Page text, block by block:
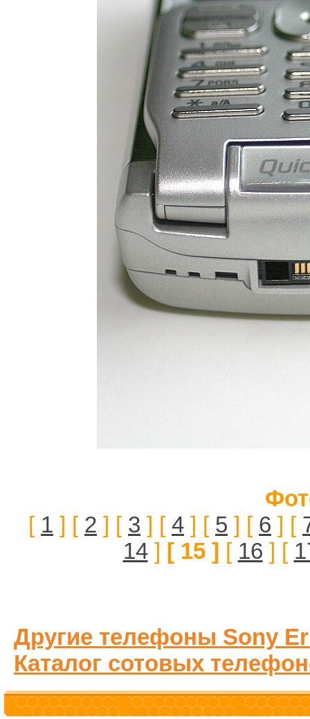
[ 1 ] [ 2 ] [ 3 ] [ 4 ] [ 5 ] [ 6 ] [
14] [ 15 ] [ 16 ] [
Другие телефоны Sony
Каталог сотовых